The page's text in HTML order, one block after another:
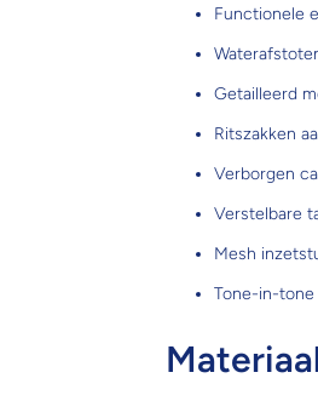
Functionele
Getailleerd
Ritszakken
Verborgen
Verstelbare
Mesh
Tone-in-